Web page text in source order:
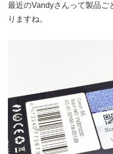
最近のVandyさんって製品ご
りますね。